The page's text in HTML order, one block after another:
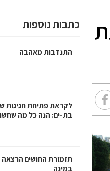
כתבות נוספות
התנדבות מאהבה
בת-ים: הנה כל מה
תזמורת החושים הרצאה
במינה